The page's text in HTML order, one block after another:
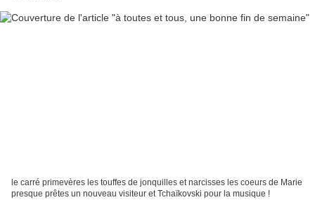
le carré primevères les touffes de jonquilles et narcisses les coeurs de Marie
presque prêtes un nouveau visiteur et Tchaïkovski pour la musique !